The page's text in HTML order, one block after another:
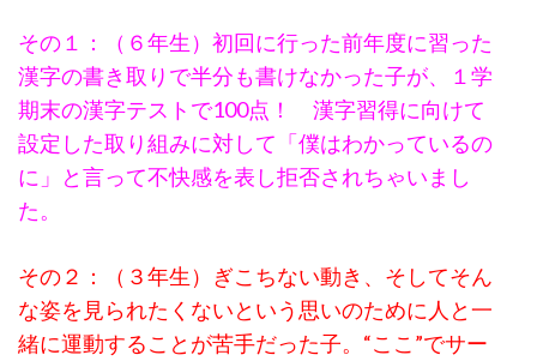
その１：（６年生）初回に行った前年度に習った
漢字の書き取りで半分も書けなかった子が、１学
期末の漢字テストで100点！ 漢字習得に向けて
設定した取り組みに対して「僕はわかっているの
に」と言って不快感を表し拒否されちゃいまし
た。
その２：（３年生）ぎこちない動き、そしてそん
な姿を見られたくないという思いのために人と一
緒に運動することが苦手だった子。“ここ”でサー